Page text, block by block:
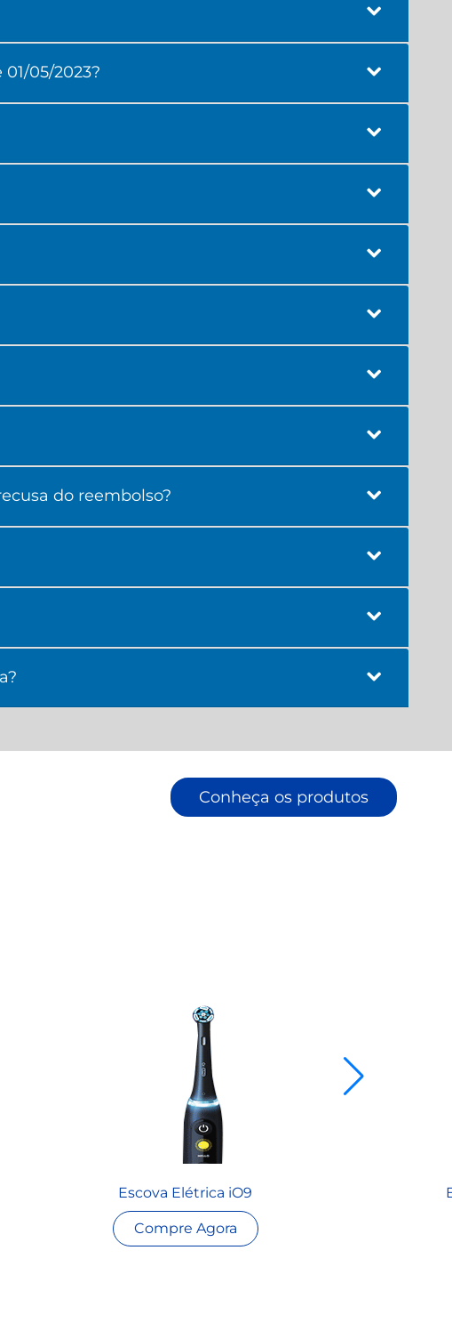
05/2023?
do reembolso?
Conheça os produtos
Escova Elétrica iO9
Compre Agora